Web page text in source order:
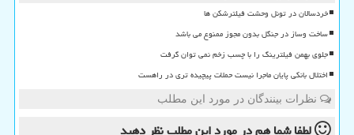
خردسالان در تونل وحشت فیلترشکن ها
ساخت وساز در جنگل بدون مجوز ممنوع می باشد
جلوی بهمن فیلترینگ را با چسب زخم نمی توان گرفت
اختلال بانکی پایان ماجرا نیست حملات پیچیده تری در راهست
نظرات بینندگان در مورد این مطلب